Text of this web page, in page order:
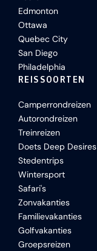
Edmonton
Ottawa
Quebec City
San Diego
Philadelphia
REISSOORTEN
Camperrondreizen
Autorondreizen
Treinreizen
Doets Deep Desires
Stedentrips
Wintersport
Safari's
Zonvakanties
Familievakanties
Golfvakanties
Groepsreizen